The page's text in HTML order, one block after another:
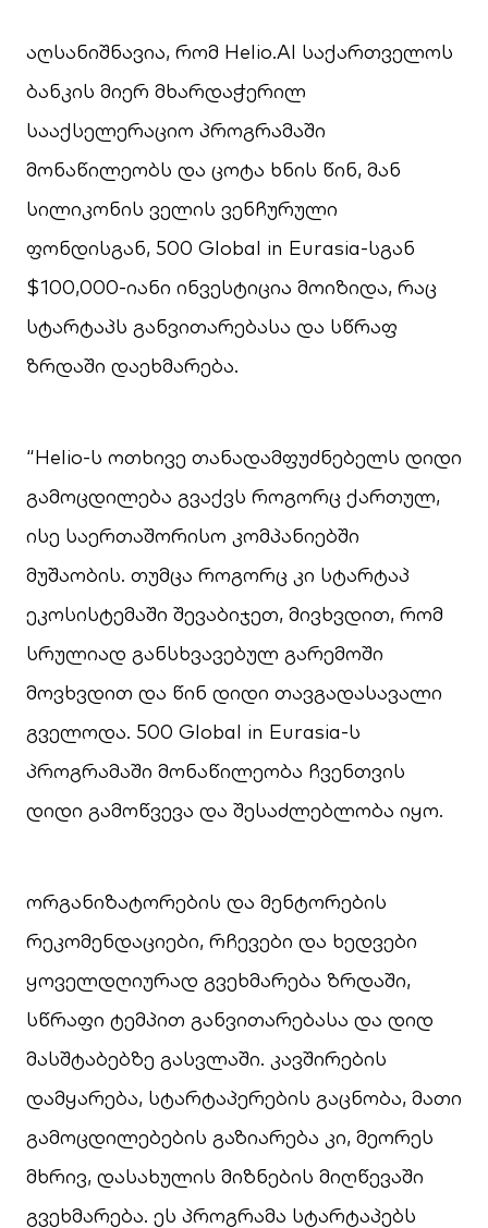
აღსანიშნავია, რომ Helio.AI საქართველოს
ბანკის მიერ მხარდაჭერილ
სააქსელერაციო პროგრამაში
მონაწილეობს და ცოტა ხნის წინ, მან
სილიკონის ველის ვენჩურული
ფონდისგან, 500 Global in Eurasia-სგან
$100,000-იანი ინვესტიცია მოიზიდა, რაც
სტარტაპს განვითარებასა და სწრაფ
ზრდაში დაეხმარება.
“Helio-ს ოთხივე თანადამფუძნებელს დიდი
გამოცდილება გვაქვს როგორც ქართულ,
ისე საერთაშორისო კომპანიებში
მუშაობის. თუმცა როგორც კი სტარტაპ
ეკოსისტემაში შევაბიჯეთ, მივხვდით, რომ
სრულიად განსხვავებულ გარემოში
მოვხვდით და წინ დიდი თავგადასავალი
გველოდა. 500 Global in Eurasia-ს
პროგრამაში მონაწილეობა ჩვენთვის
დიდი გამოწვევა და შესაძლებლობა იყო.
ორგანიზატორების და მენტორების
რეკომენდაციები, რჩევები და ხედვები
ყოველდღიურად გვეხმარება ზრდაში,
სწრაფი ტემპით განვითარებასა და დიდ
მასშტაბებზე გასვლაში. კავშირების
დამყარება, სტარტაპერების გაცნობა, მათი
გამოცდილებების გაზიარება კი, მეორეს
მხრივ, დასახულის მიზნების მიღწევაში
გვეხმარება. ეს პროგრამა სტარტაპებს